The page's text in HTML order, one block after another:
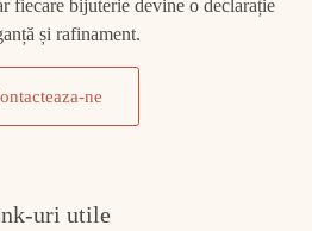
fiecare bijuterie devine o declarație
și rafinament.
ne
uri utile